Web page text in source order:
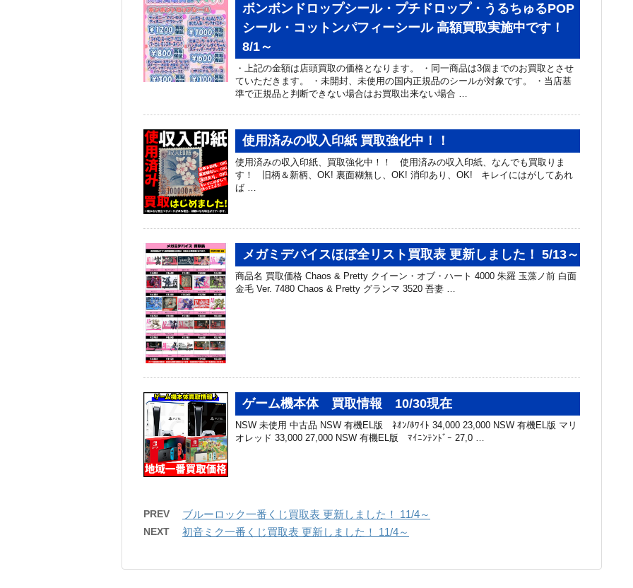
ボンボンドロップシール・プチドロップ・うるちゅるPOP
シール・コットンパフィーシール 高額買取実施中です！
8/1～
・上記の金額は店頭買取の価格となります。 ・同一商品は3個までのお買取とさせ
ていただきます。 ・未開封、未使用の国内正規品のシールが対象です。 ・当店基
準で正規品と判断できない場合はお買取出来ない場合 …
使用済みの収入印紙 買取強化中！！
使用済みの収入印紙、買取強化中！！ 使用済みの収入印紙、なんでも買取りま
す！ 旧柄＆新柄、OK! 裏面糊無し、OK! 消印あり、OK! キレイにはがしてあれ
ば …
メガミデバイスほぼ全リスト買取表 更新しました！ 5/13～
商品名 買取価格 Chaos & Pretty クイーン・オブ・ハート 4000 朱羅 玉藻ノ前 白面
金毛 Ver. 7480 Chaos & Pretty グランマ 3520 吾妻 …
ゲーム機本体 買取情報 10/30現在
NSW 未使用 中古品 NSW 有機EL版 ﾈｵﾝ/ﾎﾜｲﾄ 34,000 23,000 NSW 有機EL版 マリ
オレッド 33,000 27,000 NSW 有機EL版 ﾏｲﾆﾝﾃﾝﾄﾞｰ 27,0 …
PREV ブルーロック一番くじ買取表 更新しました！ 11/4～
NEXT 初音ミク一番くじ買取表 更新しました！ 11/4～